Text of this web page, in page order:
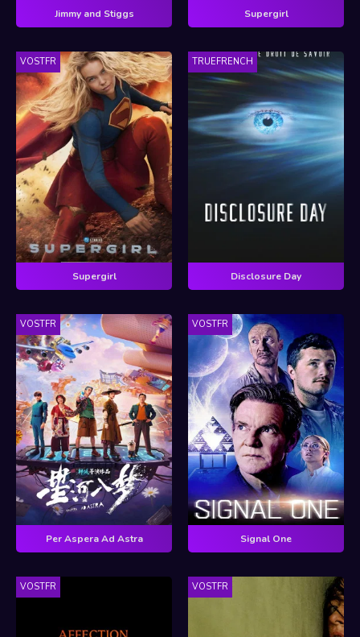
Jimmy and Stiggs Supergirl
VOSTFR
Supergirl
TRUEFRENCH
Disclosure Day
VOSTFR
Per Aspera Ad Astra
VOSTFR
Signal One
VOSTFR VOSTFR